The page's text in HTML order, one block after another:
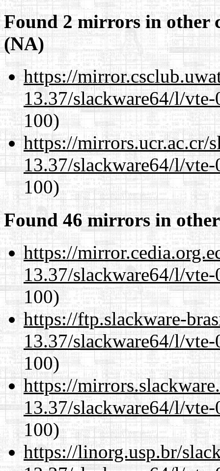
Found 2 mirrors in other
(NA)
https://
13.37/slackware64/l/
100)
https://mirrors.ucr.ac.cr/
13.37/slackware64/l/
100)
Found 46 mirrors in
https://
13.37/slackware64/l/
100)
https://ftp.slackware-
13.37/slackware64/l/
100)
https://
13.37/slackware64/l/
100)
https://linorg.usp.br/